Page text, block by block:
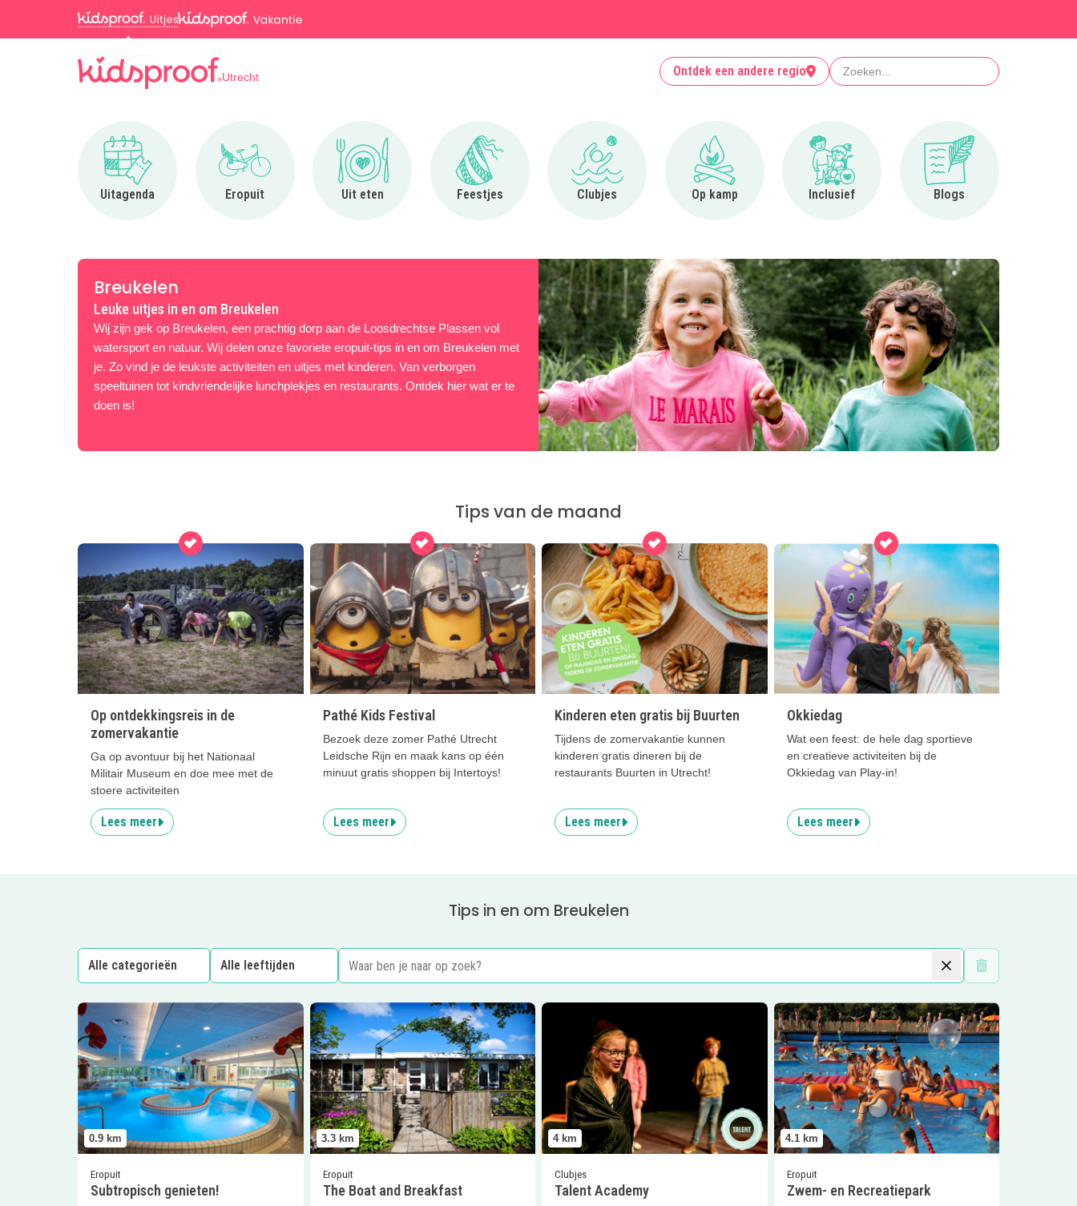
Utrecht Ontdek een andere regio Zoeken
Uitagenda
Ga naar Uitagenda
Eropuit
Ga naar Eropuit
Uit eten
Ga naar Uit eten
Feestjes
Ga naar Feestjes
Clubjes
Ga naar Clubjes
Op kamp
Ga naar Op kamp
Inclusief
Ga naar Inclusief
Blogs
Ga naar Blogs
Breukelen
Leuke uitjes in en om Breukelen
Wij zijn gek op Breukelen, een prachtig dorp aan de Loosdrechtse Plassen vol
watersport en natuur. Wij delen onze favoriete eropuit-tips in en om Breukelen met
je. Zo vind je de leukste activiteiten en uitjes met kinderen. Van verborgen
speeltuinen tot kindvriendelijke lunchplekjes en restaurants. Ontdek hier wat er te
doen is!
Tips van de maand
Op ontdekkingsreis in de
zomervakantie
Ga op avontuur bij het Nationaal
Militair Museum en doe mee met de
stoere activiteiten
Lees meer
Pathé Kids Festival
Bezoek deze zomer Pathé Utrecht
Leidsche Rijn en maak kans op één
minuut gratis shoppen bij Intertoys!
Lees meer
Kinderen eten gratis bij Buurten
Tijdens de zomervakantie kunnen
kinderen gratis dineren bij de
restaurants Buurten in Utrecht!
Lees meer
Okkiedag
Wat een feest: de hele dag sportieve
en creatieve activiteiten bij de
Okkiedag van Play-in!
Lees meer
Tips in en om Breukelen
Wis filters
0.9 km
Eropuit
Subtropisch genieten!
Lees meer Subtropisch genieten!
3.3 km
Eropuit
The Boat and Breakfast
Lees meer The Boat and Breakfast
4 km
Clubjes
Talent Academy
Lees meer
4.1 km
Eropuit
Zwem- en Recreatiepark
Lees meer Zwem- en Recreatiepark